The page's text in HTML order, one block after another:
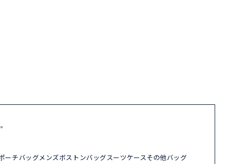
ーチバッグメンズボストンバッグスーツケースその他バッグ